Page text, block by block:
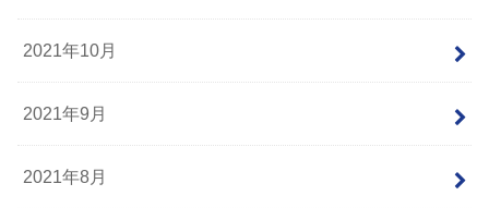
2021年10月
2021年9月
2021年8月